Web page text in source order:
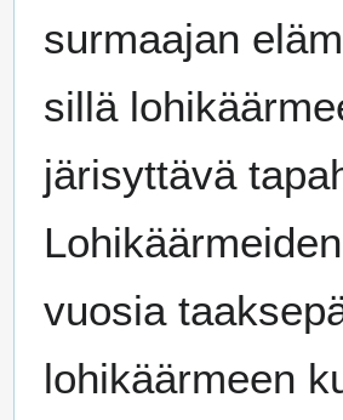
surmaajan
sillä
järisyttävä
vuosia
lohikäärmeen